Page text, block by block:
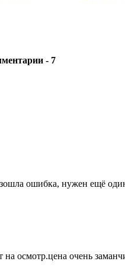
- 7
ошибка, нужен ещё
на осмотр.цена очень